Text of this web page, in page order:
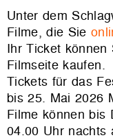
Unter dem
Filme, die Sie
Ihr Ticket
Filmseite kaufen.
Tickets für das
bis 25. Mai 2026
Filme können bis
04.00 Uhr nachts